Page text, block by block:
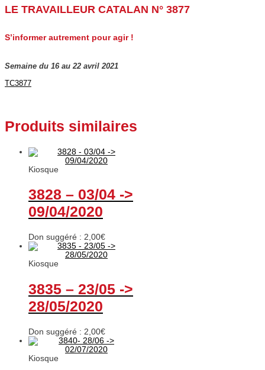
LE TRAVAILLEUR CATALAN N° 3877
S’informer autrement pour agir !
Semaine du 16 au 22 avril 2021
TC3877
Produits similaires
Kiosque
3828 – 03/04 ->
09/04/2020
Don suggéré : 2,00€
Kiosque
3835 – 23/05 ->
28/05/2020
Don suggéré : 2,00€
Kiosque